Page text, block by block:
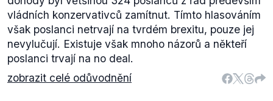
vládních konzervativců zamítnut. Tímto hlasováním
však poslanci netrvají na tvrdém brexitu, pouze jej
nevylučují. Existuje však mnoho názorů a někteří
poslanci trvají na no deal.
zobrazit celé odůvodnění